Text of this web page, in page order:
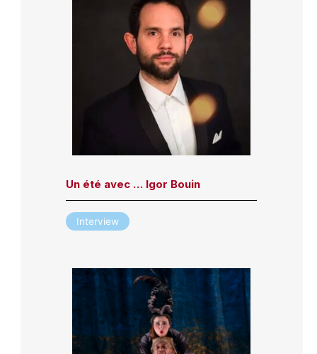
Un été avec … Igor Bouin
Interview